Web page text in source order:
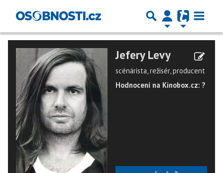
Jefery Levy
scénárista, režisér, producent
Hodnocení na Kinobox.cz: ?